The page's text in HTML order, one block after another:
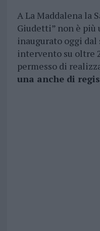
A La Maddalena la
Giudetti” non è più
inaugurato oggi dal
intervento su oltre
permesso di
una anche di